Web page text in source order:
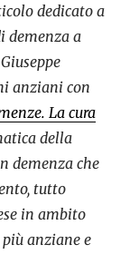
dedicato a
demenza a
anziani con
La cura
della
demenza che
tutto
in ambito
anziane e